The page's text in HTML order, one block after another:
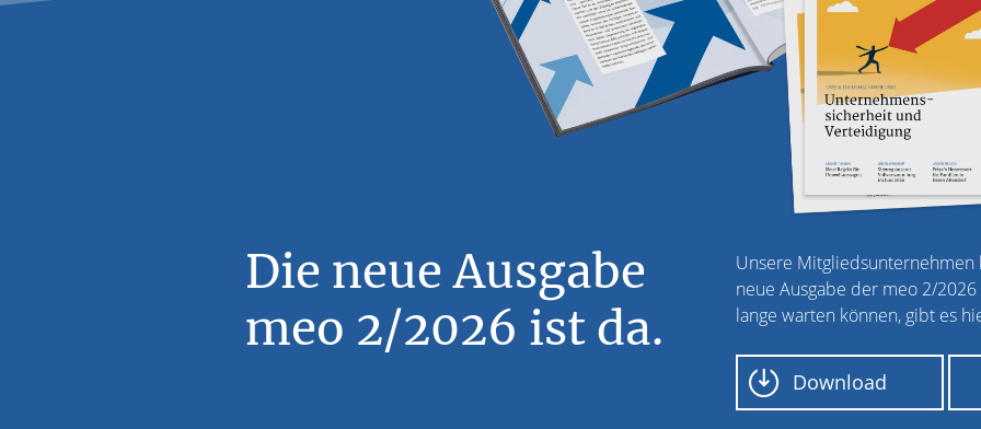
Die neue Ausgabe
meo 2/2026 ist da.
Unsere
neue Ausgabe der meo 2/
lange warten können, gibt es
Download